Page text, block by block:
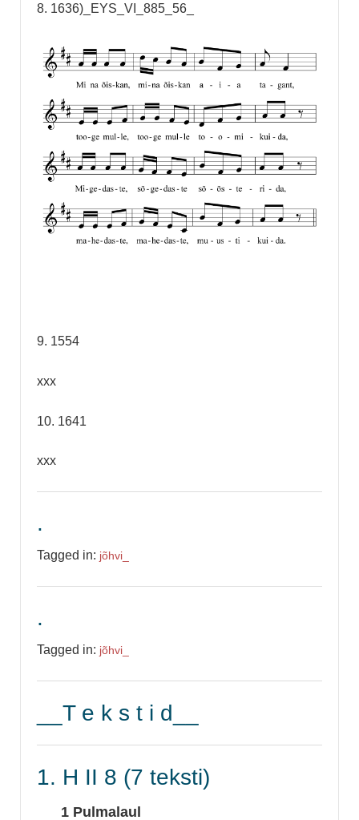
8. 1636)_EYS_VI_885_56_
9. 1554
xxx
10. 1641
xxx
.
Tagged in: jõhvi_
.
Tagged in: jõhvi_
__T e k s t i d__
1. H II 8 (7 teksti)
1 Pulmalaul